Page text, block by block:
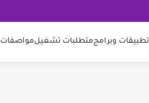
تطبيقات وبرامجمتطلبات تشغيلمواصفات